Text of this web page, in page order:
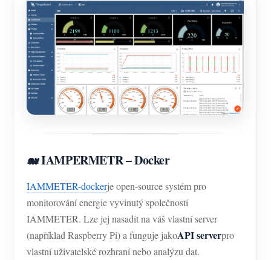
🐋 IAMPERMETR – Docker
IAMMETER-dockerje open-source systém pro
monitorování energie vyvinutý společností
IAMMETER. Lze jej nasadit na váš vlastní server
(například Raspberry Pi) a funguje jakoAPI serverpro
vlastní uživatelské rozhraní nebo analýzu dat.